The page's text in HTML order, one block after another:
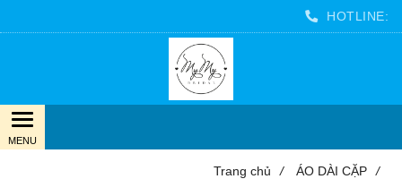
HOTLINE:
Trang chủ / ÁO DÀI CẶP
/